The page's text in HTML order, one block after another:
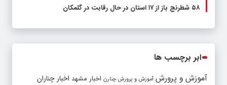
۵۸ شطرنج‌ باز از ۱۷ استان در حال رقابت در گلمکان
ابر برچسب ها
آموزش و پرورش آموزش و پرورش چنارن اخبار مشهد اخبار چناران